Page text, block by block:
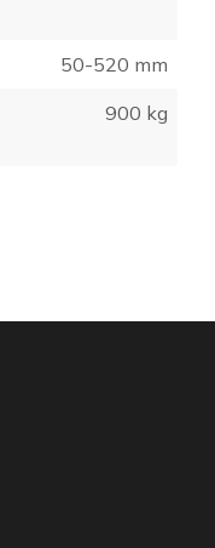
50-520 mm
900 kg